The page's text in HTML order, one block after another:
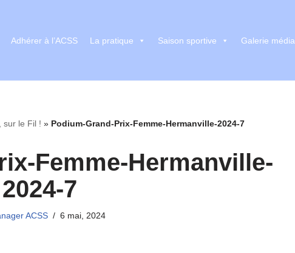
Adhérer à l’ACSS La pratique Saison sportive Galerie média
sur le Fil ! » Podium-Grand-Prix-Femme-Hermanville-2024-7
Femme-Hermanville-
2024-7
ACSS 6 mai, 2024